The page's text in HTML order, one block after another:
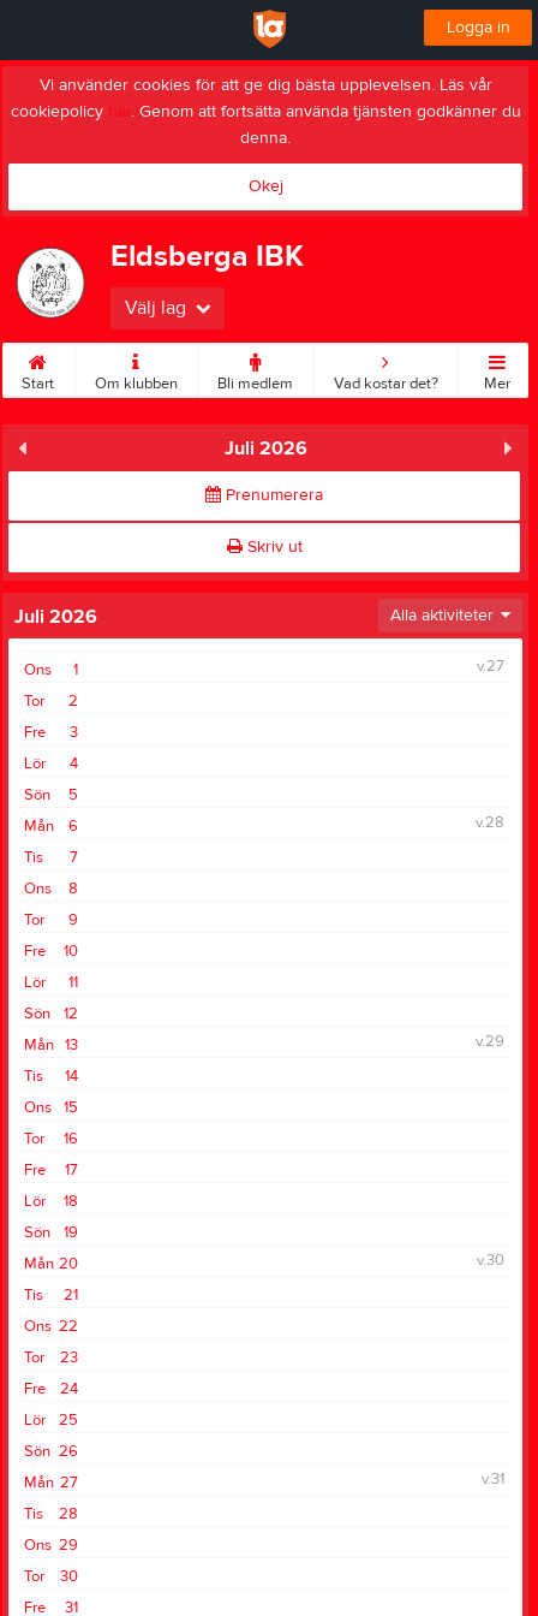
Logga in
Vi använder cookies för att ge dig bästa upplevelsen. Läs vår
cookiepolicy här. Genom att fortsätta använda tjänsten godkänner du
denna.
Okej
Eldsberga IBK
Välj lag
Start Om klubben Bli medlem Vad kostar det? Mer
Juli 2026
Prenumerera
Skriv ut
Juli 2026 Alla aktiviteter
1
Ons
v.27
2
Tor
3
Fre
4
Lör
5
Sön
6
Mån
v.28
7
Tis
8
Ons
9
Tor
10
Fre
11
Lör
12
Sön
13
Mån
v.29
14
Tis
15
Ons
16
Tor
17
Fre
18
Lör
19
Sön
20
Mån
v.30
21
Tis
22
Ons
23
Tor
24
Fre
25
Lör
26
Sön
27
Mån
v.31
28
Tis
29
Ons
30
Tor
31
Fre